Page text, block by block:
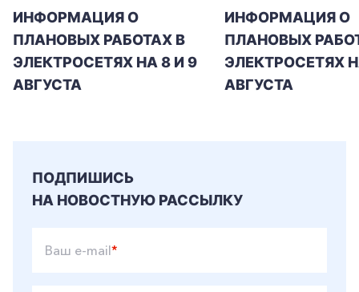
ИНФОРМАЦИЯ О
ПЛАНОВЫХ РАБОТАХ В
ЭЛЕКТРОСЕТЯХ НА 8 И 9
АВГУСТА
ИНФОРМАЦИЯ О
ПЛАНОВЫХ
ЭЛЕКТРОСЕТЯХ
АВГУСТА
ПОДПИШИСЬ
НА НОВОСТНУЮ РАССЫЛКУ
Ваш e-mail*